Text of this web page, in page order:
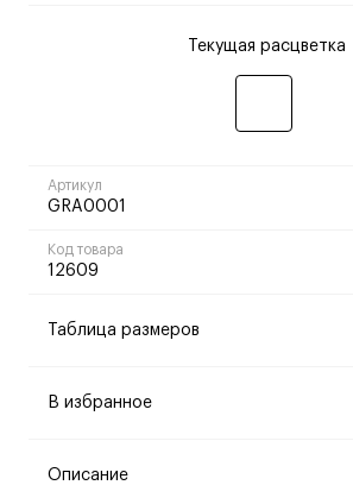
Текущая расцветка
Артикул
GRA0001
Код товара
12609
Таблица размеров
В избранное
Описание